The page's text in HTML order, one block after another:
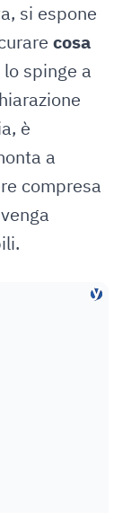
si espone
cosa
spinge a
è
a
compresa